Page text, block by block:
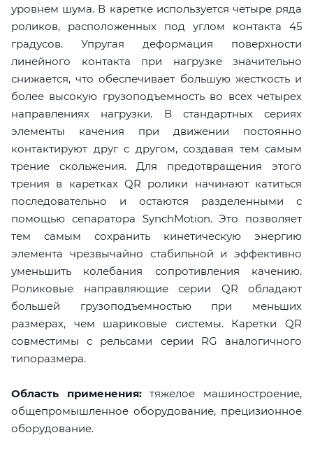
уровнем шума. В каретке используется четыре ряда
роликов, расположенных под углом контакта 45
градусов. Упругая деформация поверхности
линейного контакта при нагрузке значительно
снижается, что обеспечивает большую жесткость и
более высокую грузоподъемность во всех четырех
направлениях нагрузки. В стандартных сериях
элементы качения при движении постоянно
контактируют друг с другом, создавая тем самым
трение скольжения. Для предотвращения этого
трения в каретках QR ролики начинают катиться
последовательно и остаются разделенными с
помощью сепаратора SynchMotion. Это позволяет
тем самым сохранить кинетическую энергию
элемента чрезвычайно стабильной и эффективно
уменьшить колебания сопротивления качению.
Роликовые направляющие серии QR обладают
большей грузоподъемностью при меньших
размерах, чем шариковые системы. Каретки QR
совместимы с рельсами серии RG аналогичного
типоразмера.
Область применения:тяжелое машиностроение,
общепромышленное оборудование, прецизионное
оборудование.